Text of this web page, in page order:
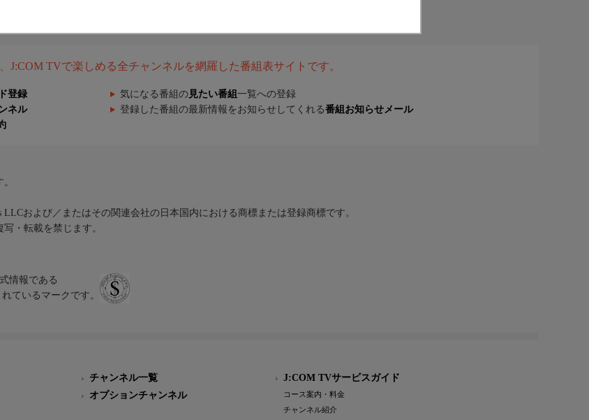
J:COM TVで楽しめる全チャンネルを網羅した番組表サイトです。
登録 気になる番組の 見たい番組 一覧への登録
ネル 登録した番組の最新情報をお知らせしてくれる番組お知らせメール
および／またはその関連会社の日本国内における商標または登録商標です。
・転載を禁じます。
情報である
ているマークです。
チャンネル一覧
オプションチャンネル
J:COM TVサービスガイド
コース案内・料金
チャンネル紹介